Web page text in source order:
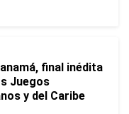
final inédita
Juegos
y del Caribe